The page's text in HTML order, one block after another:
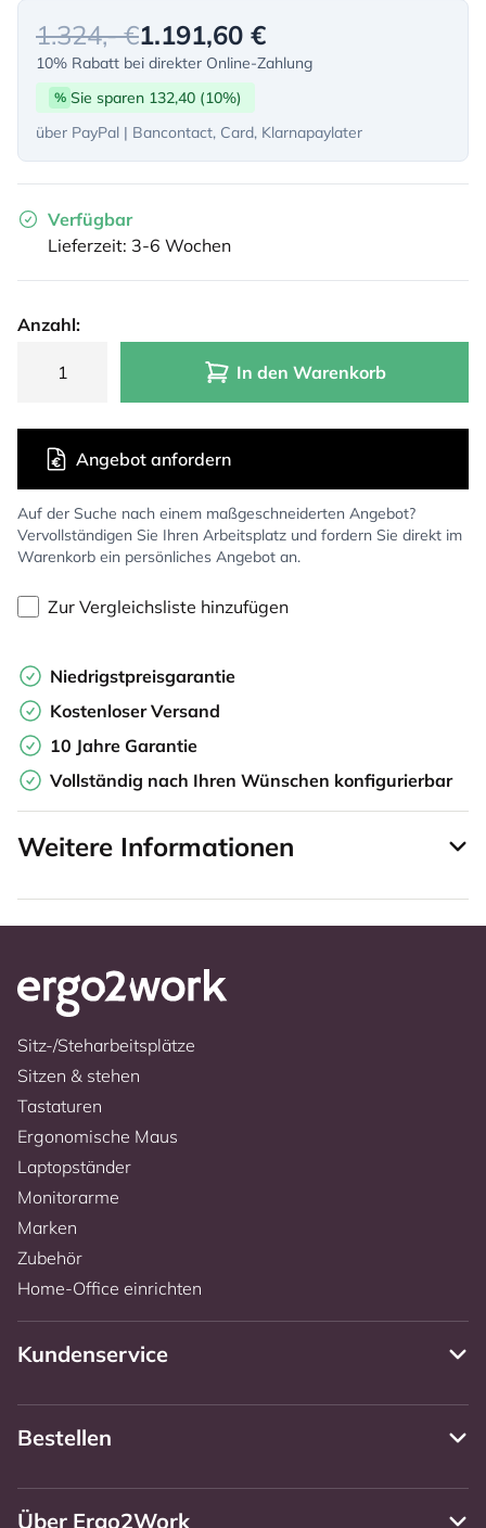
1.324,- €1.191,60 €
10% Rabatt bei direkter Online-Zahlung
% Sie sparen 132,40 (10%)
über PayPal | Bancontact, Card, Klarnapaylater
Verfügbar
Lieferzeit: 3-6 Wochen
Anzahl:
In den Warenkorb
Auf der Suche nach einem maßgeschneiderten Angebot?
Vervollständigen Sie Ihren Arbeitsplatz und fordern Sie direkt im
Warenkorb ein persönliches Angebot an.
Angebot anfordern
Zur Vergleichsliste hinzufügen
Niedrigstpreisgarantie
Kostenloser Versand
10 Jahre Garantie
Vollständig nach Ihren Wünschen konfigurierbar
Weitere Informationen
Sitz-/Steharbeitsplätze
Sitzen & stehen
Tastaturen
Ergonomische Maus
Laptopständer
Monitorarme
Marken
Zubehör
Home-Office einrichten
Kundenservice
Bestellen
Über Ergo2Work